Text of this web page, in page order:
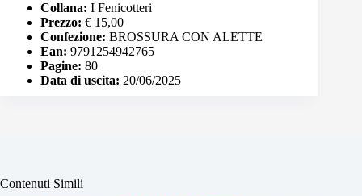
Collana: I Fenicotteri
Prezzo: € 15,00
Confezione: BROSSURA CON ALETTE
Ean: 9791254942765
Pagine: 80
Data di uscita: 20/06/2025
Contenuti Simili